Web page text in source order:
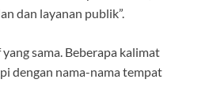
dan layanan publik”.
sama. Beberapa kalimat
dengan nama-nama tempat